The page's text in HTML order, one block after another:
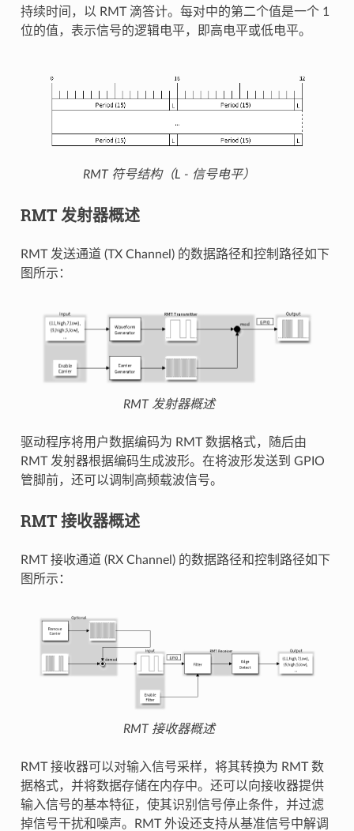
持续时间，以 RMT 滴答计。每对中的第二个值是一个 1
位的值，表示信号的逻辑电平，即高电平或低电平。
RMT 符号结构（L - 信号电平）
RMT 发射器概述
RMT 发送通道 (TX Channel) 的数据路径和控制路径如下
图所示：
RMT 发射器概述
驱动程序将用户数据编码为 RMT 数据格式，随后由
RMT 发射器根据编码生成波形。在将波形发送到 GPIO
管脚前，还可以调制高频载波信号。
RMT 接收器概述
RMT 接收通道 (RX Channel) 的数据路径和控制路径如下
图所示：
RMT 接收器概述
RMT 接收器可以对输入信号采样，将其转换为 RMT 数
据格式，并将数据存储在内存中。还可以向接收器提供
输入信号的基本特征，使其识别信号停止条件，并过滤
掉信号干扰和噪声。RMT 外设还支持从基准信号中解调